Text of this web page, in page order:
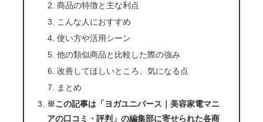
商品の特徴と主な利点
こんな人におすすめ
使い方や活用シーン
他の類似商品と比較した際の強み
改善してほしいところ、気になる点
まとめ
※この記事は「ヨガユニバース｜美容家電マニ
アの口コミ・評判」の編集部に寄せられた各商